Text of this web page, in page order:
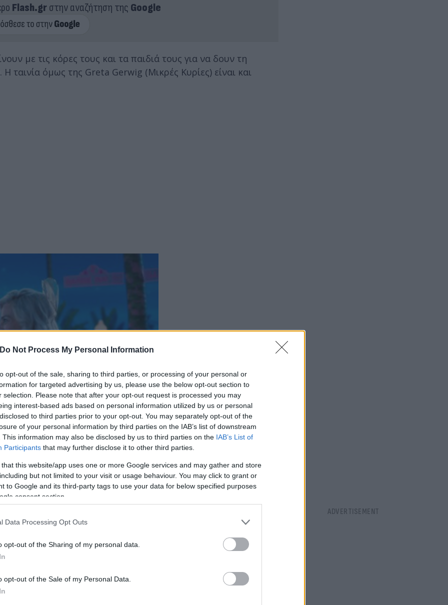
Do Not Process My Personal Information
opt-out of the sale, sharing to third parties, or processing of your personal or
for targeted advertising by us, please use the below opt-out section to
selection. Please note that after your opt-out request is processed you may
interest-based ads based on personal information utilized by us or personal
to third parties prior to your opt-out. You may separately opt-out of the
of your personal information by third parties on the IAB’s list of downstream
This information may also be disclosed by us to third parties on the IAB’s List of
Participants that may further disclose it to other third parties.
that this website/app uses one or more Google services and may gather and store
but not limited to your visit or usage behaviour. You may click to grant or
to Google and its third-party tags to use your data for below specified purposes
consent section.
Data Processing Opt Outs
opt-out of the Sharing of my personal data.
opt-out of the Sale of my Personal Data.
Flash.grστην αναζήτηση της Google
με τις κόρες τους και τα παιδιά τους για να δουν τη
ταινία όμως της Greta Gerwig (Μικρές Κυρίες) είναι και